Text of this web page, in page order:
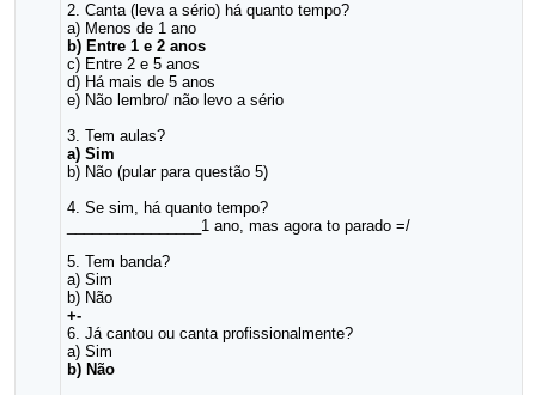
2. Canta (leva a sério) há quanto tempo?
a) Menos de 1 ano
b) Entre 1 e 2 anos
c) Entre 2 e 5 anos
d) Há mais de 5 anos
e) Não lembro/ não levo a sério
3. Tem aulas?
a) Sim
b) Não (pular para questão 5)
4. Se sim, há quanto tempo?
________________1 ano, mas agora to parado =/
5. Tem banda?
a) Sim
b) Não
+-
6. Já cantou ou canta profissionalmente?
a) Sim
b) Não